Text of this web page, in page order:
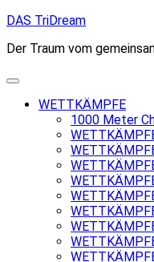
Skip
content
DAS TriDream
Der Traum vom
WETTKÄMPFE
1000 Meter